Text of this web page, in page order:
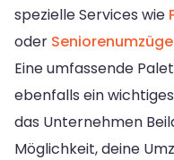
spezielle Services wie
oder Seniorenumzüge
Eine umfassende
ebenfalls ein
das Unternehmen
Möglichkeit, deine